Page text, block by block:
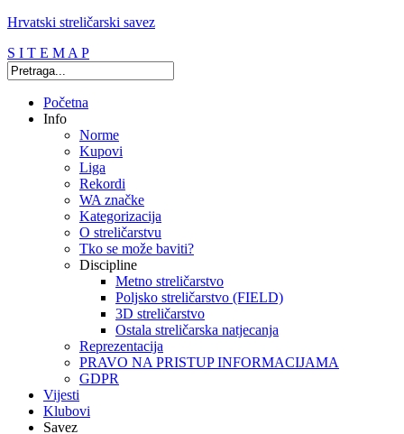
Hrvatski streličarski savez
S I T E M A P
Početna
Info
Norme
Kupovi
Liga
Rekordi
WA značke
Kategorizacija
O streličarstvu
Tko se može baviti?
Discipline
Metno streličarstvo
Poljsko streličarstvo (FIELD)
3D streličarstvo
Ostala streličarska natjecanja
Reprezentacija
PRAVO NA PRISTUP INFORMACIJAMA
GDPR
Vijesti
Klubovi
Savez